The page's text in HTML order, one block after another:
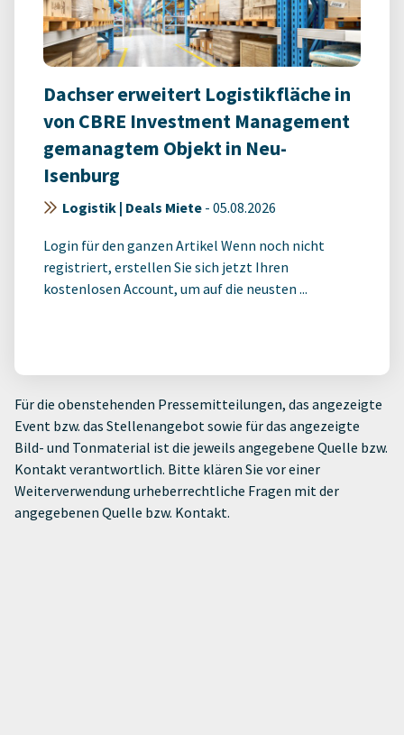
Dachser erweitert Logistikfläche in
von CBRE Investment Management
gemanagtem Objekt in Neu-
Isenburg
Logistik | Deals Miete - 05.08.2026
Login für den ganzen Artikel Wenn noch nicht
registriert, erstellen Sie sich jetzt Ihren
kostenlosen Account, um auf die neusten ...
Für die obenstehenden Pressemitteilungen, das angezeigte
Event bzw. das Stellenangebot sowie für das angezeigte
Bild- und Tonmaterial ist die jeweils angegebene Quelle bzw.
Kontakt verantwortlich. Bitte klären Sie vor einer
Weiterverwendung urheberrechtliche Fragen mit der
angegebenen Quelle bzw. Kontakt.